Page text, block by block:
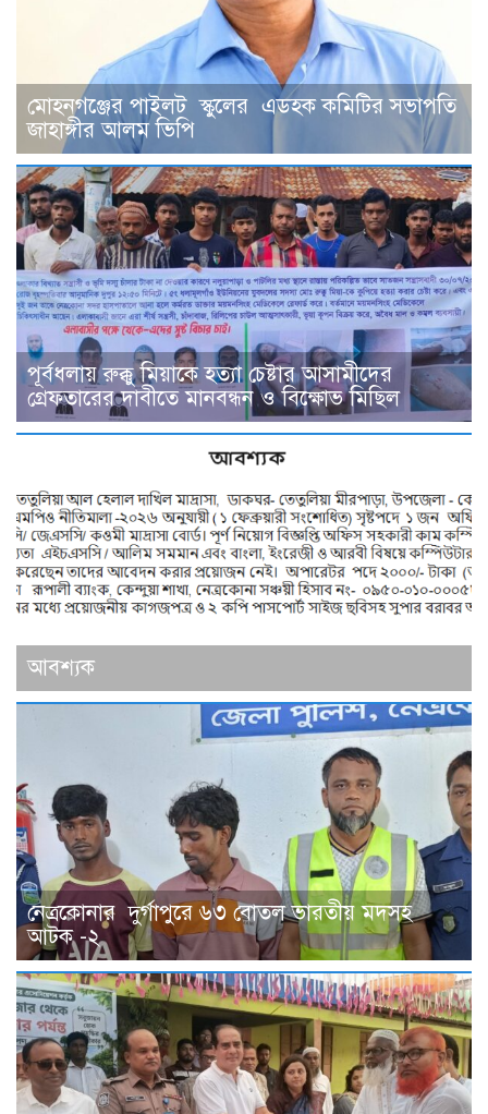
মোহনগঞ্জের পাইলট স্কুলের এডহক কমিটির সভাপতি
জাহাঙ্গীর আলম ভিপি
পূর্বধলায় রুক্কু মিয়াকে হত্যা চেষ্টার আসামীদের
গ্রেফতারের দাবীতে মানবন্ধন ও বিক্ষোভ মিছিল
আবশ্যক
নেত্রকোনার দুর্গাপুরে ৬৩ বোতল ভারতীয় মদসহ
আটক -২